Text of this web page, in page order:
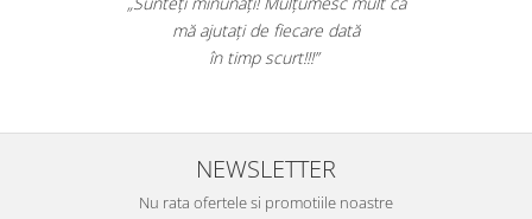
Livrarea a fost rapida.
NEWSLETTER
Nu rata ofertele si promotiile noastre